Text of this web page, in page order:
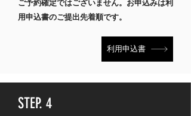
ご予約確定ではございません。お申込みは利
用申込書のご提出先着順です。
利用申込書
STEP. 4